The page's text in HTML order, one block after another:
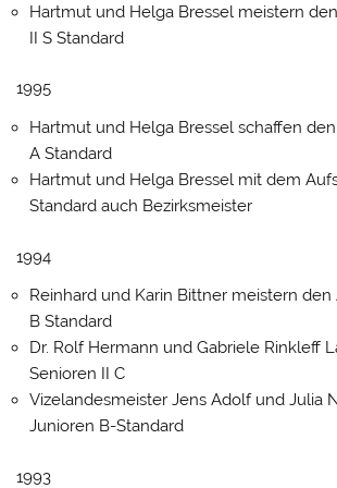
Hartmut und Helga Bressel meistern
II S Standard
1995
Hartmut und Helga Bressel schaffen
A Standard
Hartmut und Helga Bressel mit dem
Standard auch Bezirksmeister
1994
Reinhard und Karin Bittner meistern den
B Standard
Dr. Rolf Hermann und Gabriele Rinkleff
Senioren II C
Vizelandesmeister Jens Adolf und Julia
Junioren B-Standard
1993